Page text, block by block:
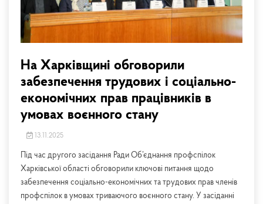
На Харківщині обговорили
забезпечення трудових і соціально-
економічних прав працівників в
умовах воєнного стану
13.11.2025
Під час другого засідання Ради Об’єднання профспілок
Харківської області обговорили ключові питання щодо
забезпечення соціально-економічних та трудових прав членів
профспілок в умовах триваючого воєнного стану. У засіданні